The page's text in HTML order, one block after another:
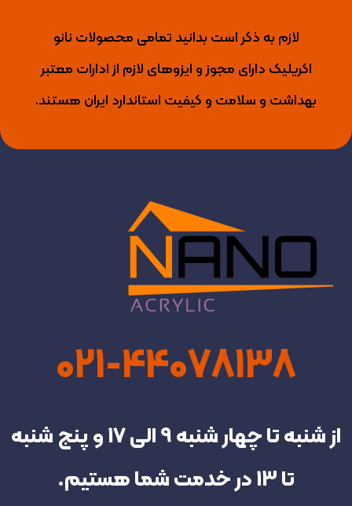
لازم به ذکر است بدانید تمامی محصولات نانو
اکریلیک دارای مجوز و ایزوهای لازم از ادارات معتبر
بهداشت و سلامت و کیفیت استاندارد ایران هستند.
021-44078138
از شنبه تا چهار شنبه‌ 9 الی 17 و پنج شنبه
تا 13 در خدمت شما هستیم.